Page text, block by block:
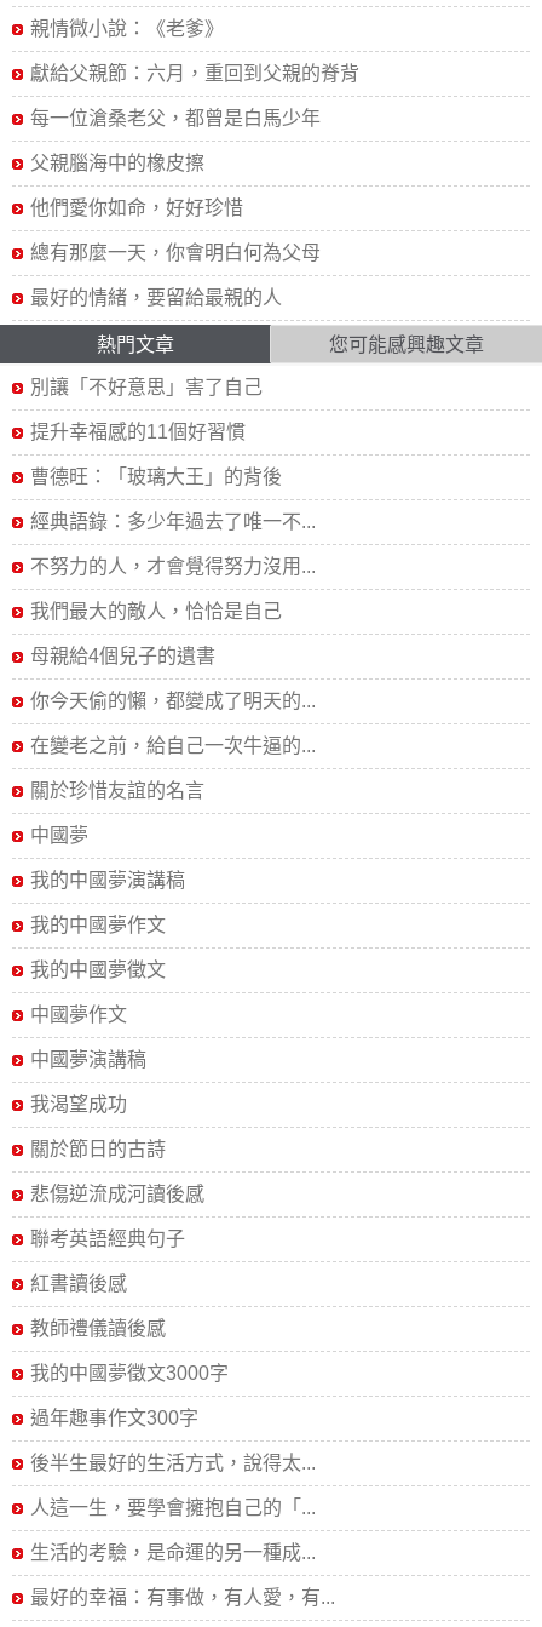
親情微小說：《老爹》
獻給父親節：六月，重回到父親的脊背
每一位滄桑老父，都曾是白馬少年
父親腦海中的橡皮擦
他們愛你如命，好好珍惜
總有那麼一天，你會明白何為父母
最好的情緒，要留給最親的人
熱門文章 您可能感興趣文章
別讓「不好意思」害了自己
提升幸福感的11個好習慣
曹德旺：「玻璃大王」的背後
經典語錄：多少年過去了唯一不...
不努力的人，才會覺得努力沒用...
我們最大的敵人，恰恰是自己
母親給4個兒子的遺書
你今天偷的懶，都變成了明天的...
在變老之前，給自己一次牛逼的...
關於珍惜友誼的名言
中國夢
我的中國夢演講稿
我的中國夢作文
我的中國夢徵文
中國夢作文
中國夢演講稿
我渴望成功
關於節日的古詩
悲傷逆流成河讀後感
聯考英語經典句子
紅書讀後感
教師禮儀讀後感
我的中國夢徵文3000字
過年趣事作文300字
後半生最好的生活方式，說得太...
人這一生，要學會擁抱自己的「...
生活的考驗，是命運的另一種成...
最好的幸福：有事做，有人愛，有...